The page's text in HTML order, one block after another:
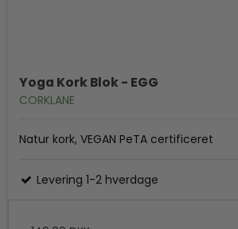
Yoga Kork Blok - EGG
CORKLANE
Natur kork, VEGAN PeTA certificeret
Levering 1-2 hverdage